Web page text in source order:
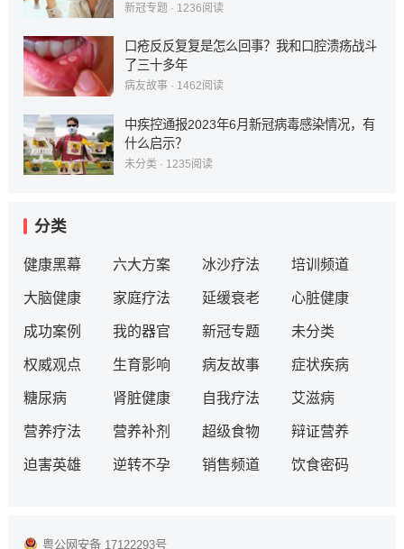
新冠专题· 1236阅读
口疮反反复复是怎么回事？我和口腔溃疡战斗
了三十多年
病友故事· 1462阅读
中疾控通报2023年6月新冠病毒感染情况，有
什么启示？
未分类 · 1235阅读
分类
健康黑幕 六大方案 冰沙疗法 培训频道
大脑健康 家庭疗法 延缓衰老 心脏健康
成功案例 我的器官 新冠专题 未分类
权威观点 生育影响 病友故事 症状疾病
糖尿病 肾脏健康 自我疗法 艾滋病
营养疗法 营养补剂 超级食物 辩证营养
迫害英雄 逆转不孕 销售频道 饮食密码
粤公网安备 17122293号